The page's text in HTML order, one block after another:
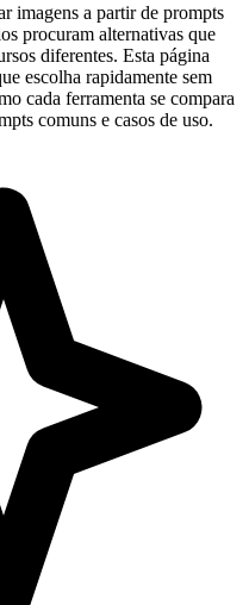
imagens a partir de prompts
procuram alternativas que
diferentes. Esta página
escolha rapidamente sem
cada ferramenta se compara
comuns e casos de uso.